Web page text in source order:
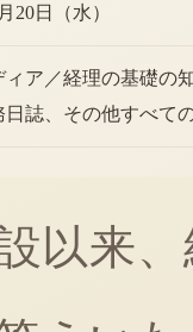
20日（水）
ィア／経理の基礎の
日誌、その他すべて
以来